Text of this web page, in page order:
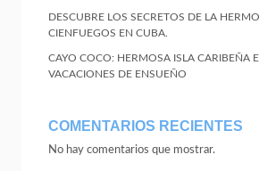
DESCUBRE LOS SECRETOS DE LA
CIENFUEGOS EN CUBA.
CAYO COCO: HERMOSA ISLA CARIBEÑA
VACACIONES DE ENSUEÑO
COMENTARIOS RECIENTES
No hay comentarios que mostrar.